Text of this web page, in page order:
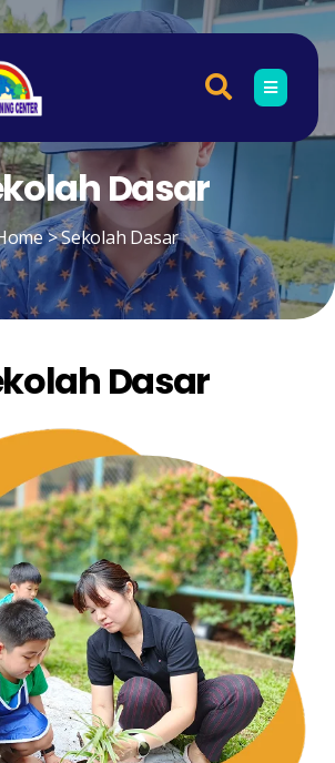
Dasar​
> Sekolah Dasar​
Dasar​